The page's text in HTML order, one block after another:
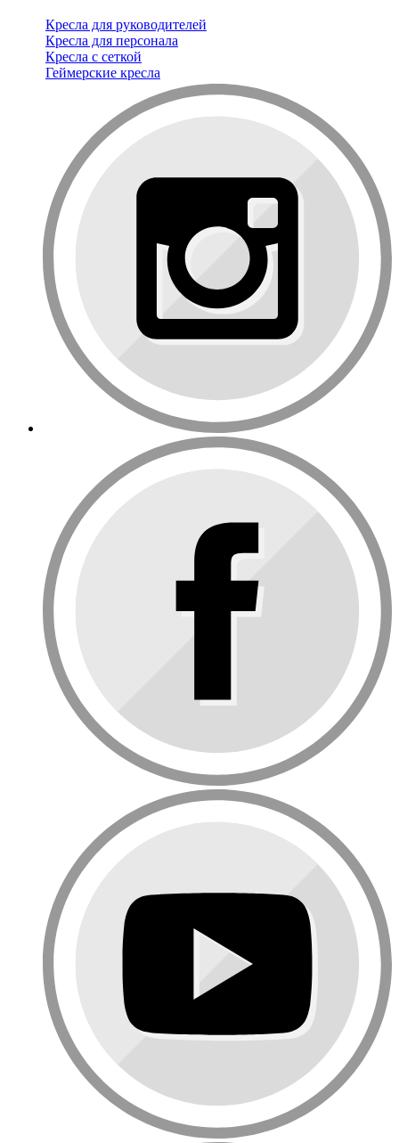
Кресла для руководителей
Кресла для персонала
Кресла с сеткой
Геймерские кресла